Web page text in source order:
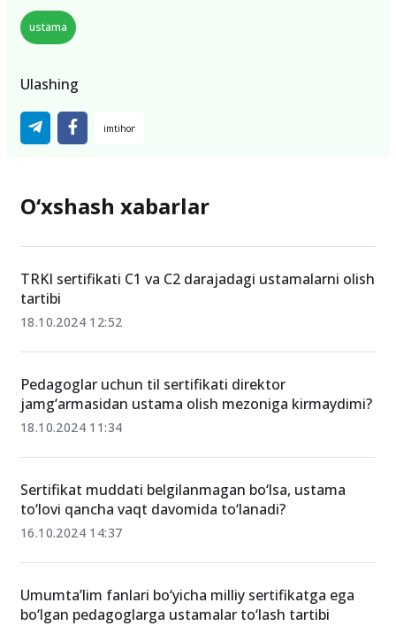
ustama
Ulashing
O‘xshash xabarlar
TRKI sertifikati C1 va C2 darajadagi ustamalarni olish
tartibi
18.10.2024 12:52
Pedagoglar uchun til sertifikati direktor
jamg‘armasidan ustama olish mezoniga kirmaydimi?
18.10.2024 11:34
Sertifikat muddati belgilanmagan bo‘lsa, ustama
to‘lovi qancha vaqt davomida to‘lanadi?
16.10.2024 14:37
Umumtaʼlim fanlari bo‘yicha milliy sertifikatga ega
bo‘lgan pedagoglarga ustamalar to‘lash tartibi